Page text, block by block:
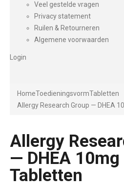
Veel gestelde vragen
Privacy statement
Ruilen & Retourneren
Algemene voorwaarden
Login
HomeToedieningsvormTabletten
Allergy Research Group — DHEA
Allergy
— DHEA 10mg
Tabletten